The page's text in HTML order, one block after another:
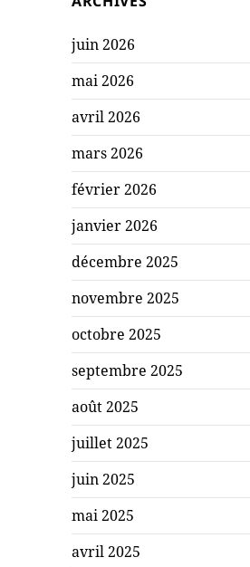
juin 2026
mai 2026
avril 2026
mars 2026
février 2026
janvier 2026
décembre 2025
novembre 2025
octobre 2025
septembre 2025
août 2025
juillet 2025
juin 2025
mai 2025
avril 2025